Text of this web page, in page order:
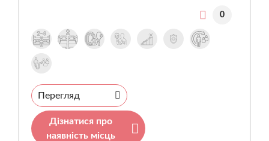
0
Перегляд
Дізнатися про
наявність місць